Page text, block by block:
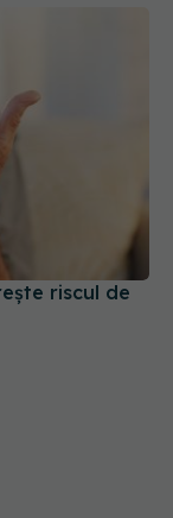
riscul de